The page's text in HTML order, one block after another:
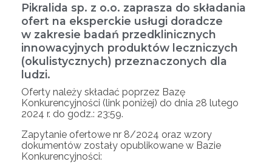
Pikralida sp. z o.o. zaprasza do składania
ofert na eksperckie usługi doradcze
w zakresie badań przedklinicznych
innowacyjnych produktów leczniczych
(okulistycznych) przeznaczonych dla
ludzi.
Oferty należy składać poprzez Bazę
Konkurencyjności (link poniżej) do dnia 28 lutego
2024 r. do godz.: 23:59.
Zapytanie ofertowe nr 8/2024 oraz wzory
dokumentów zostały opublikowane w Bazie
Konkurencyjności: